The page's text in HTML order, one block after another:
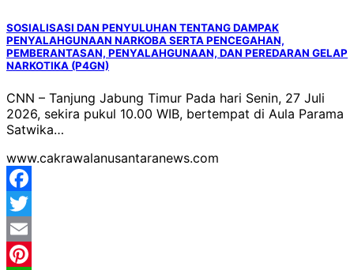
SOSIALISASI DAN PENYULUHAN TENTANG DAMPAK
PENYALAHGUNAAN NARKOBA SERTA PENCEGAHAN,
PEMBERANTASAN, PENYALAHGUNAAN, DAN PEREDARAN GELAP
NARKOTIKA (P4GN)
CNN – Tanjung Jabung Timur Pada hari Senin, 27 Juli
2026, sekira pukul 10.00 WIB, bertempat di Aula Parama
Satwika…
www.cakrawalanusantaranews.com
Facebook
Twitter
Email